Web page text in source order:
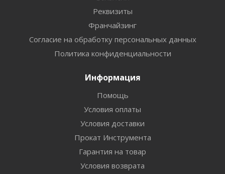
Реквизиты
Франчайзинг
Согласие на обработку персональных данных
Политика конфиденциальности
Информация
Помощь
Условия оплаты
Условия доставки
Прокат Инструмента
Гарантия на товар
Условия возврата